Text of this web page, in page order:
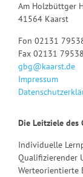
Am Holzbüttger
41564 Kaarst
Fon 02131
Fax 02131
gbg@kaarst.de
Impressum
Die Leitziele des
Individuelle
Qualifizierender
Werteorientierte